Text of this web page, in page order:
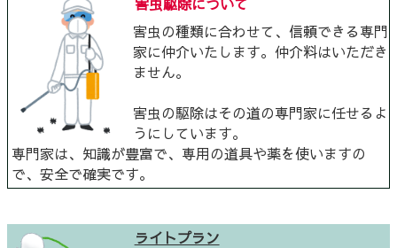
害虫の種類に合わせて、信頼できる専門
家に仲介いたします。仲介料はいただき
ません。
害虫の駆除はその道の専門家に任せるよ
うにしています。
専門家は、知識が豊富で、専用の道具や薬を使いますの
で、安全で確実です。
ライトプラン